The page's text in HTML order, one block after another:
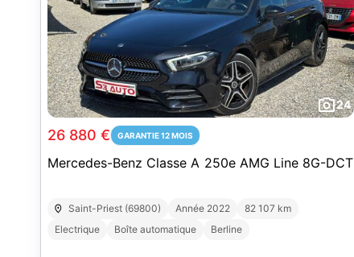
24
26 880 € GARANTIE 12 MOIS
Mercedes-Benz Classe A 250e AMG Line 8G-DCT
Saint-Priest (69800) Année 2022
82 107 km
Electrique
Boîte automatique Berline